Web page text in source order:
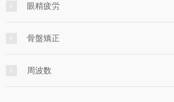
眼精疲労
骨盤矯正
周波数